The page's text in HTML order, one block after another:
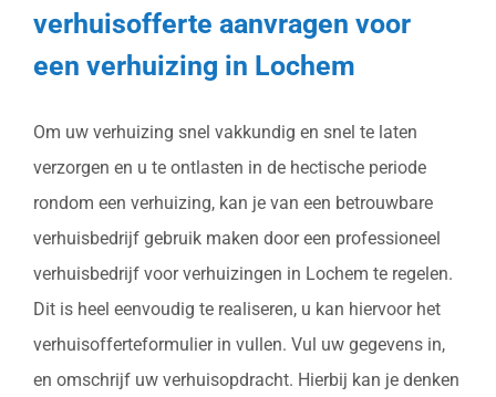
verhuisofferte aanvragen voor
een verhuizing in Lochem
Om uw verhuizing snel vakkundig en snel te laten
verzorgen en u te ontlasten in de hectische periode
rondom een verhuizing, kan je van een betrouwbare
verhuisbedrijf gebruik maken door een professioneel
verhuisbedrijf voor verhuizingen in Lochem te regelen.
Dit is heel eenvoudig te realiseren, u kan hiervoor het
verhuisofferteformulier in vullen. Vul uw gegevens in,
en omschrijf uw verhuisopdracht. Hierbij kan je denken